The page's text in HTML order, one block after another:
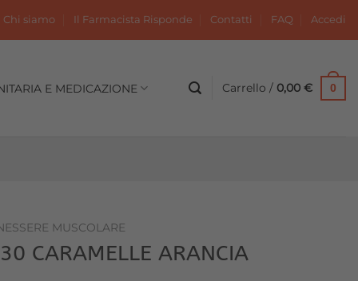
Chi siamo Il Farmacista Risponde Contatti FAQ Accedi
E MEDICAZIONE Carrello / 0,00€ 0
MUSCOLARE
CARAMELLE ARANCIA